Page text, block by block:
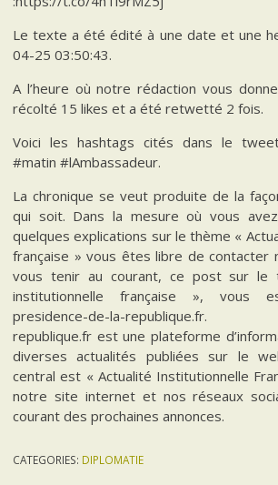
Le texte a été édité à une date et une
04-25 03:50:43.
A l’heure où notre rédaction vous
récolté 15 likes et a été retwetté 2 fois.
Voici les hashtags cités dans le
#matin #lAmbassadeur.
La chronique se veut produite de la
qui soit. Dans la mesure où vous
quelques explications sur le thème «
française » vous êtes libre de contacter
vous tenir au courant, ce post sur le
institutionnelle française », vous
presidence-de-la-republique.fr.
republique.fr est une plateforme
diverses actualités publiées sur le
central est « Actualité Institutionnelle
notre site internet et nos réseaux
courant des prochaines annonces.
CATEGORIES: DIPLOMATIE